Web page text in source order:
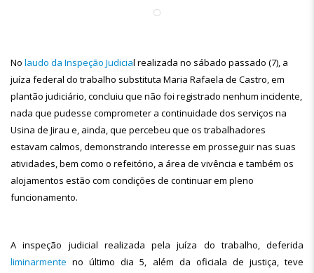
No laudo da Inspeção Judicial realizada no sábado passado (7), a
juíza federal do trabalho substituta Maria Rafaela de Castro, em
plantão judiciário, concluiu que não foi registrado nenhum incidente,
nada que pudesse comprometer a continuidade dos serviços na
Usina de Jirau e, ainda, que percebeu que os trabalhadores
estavam calmos, demonstrando interesse em prosseguir nas suas
atividades, bem como o refeitório, a área de vivência e também os
alojamentos estão com condições de continuar em pleno
funcionamento.
A inspeção judicial realizada pela juíza do trabalho, deferida
liminarmente no último dia 5, além da oficiala de justiça, teve